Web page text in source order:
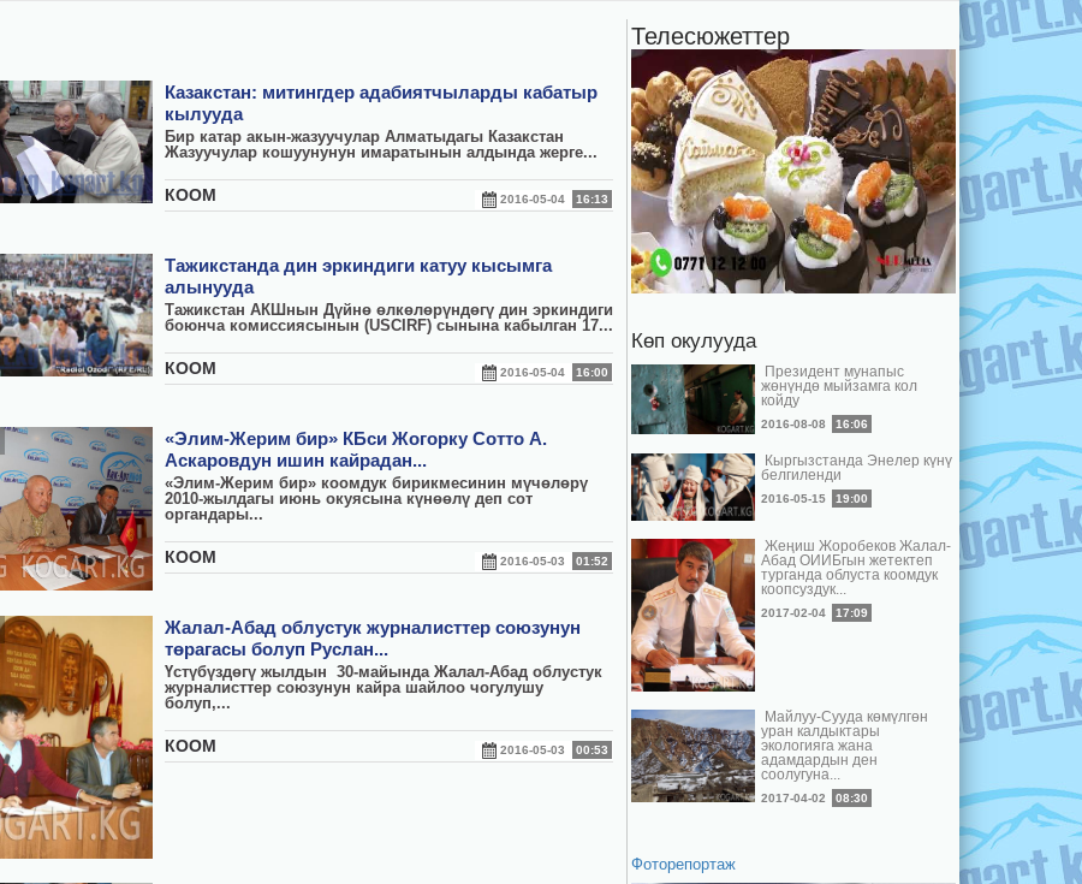
Казакстан: митингдер адабиятчыларды кабатыр
кылууда
Бир катар акын-жазуучулар Алматыдагы Казакстан
Жазуучулар кошуунунун имаратынын алдында жерге...
КООМ 2016-05-04 16:13
Тажикстанда дин эркиндиги катуу кысымга
алынууда
Тажикстан АКШнын Дүйнө өлкөлөрүндөгү дин эркиндиги
боюнча комиссиясынын (USCIRF) сынына кабылган 17...
КООМ 2016-05-04 16:00
«Элим-Жерим бир» КБси Жогорку Сотто А.
Аскаровдун ишин кайрадан...
«Элим-Жерим бир» коомдук бирикмесинин мүчөлөрү
2010-жылдагы июнь окуясына күнөөлү деп сот
органдары...
КООМ 2016-05-03 01:52
Жалал-Абад облустук журналисттер союзунун
төрагасы болуп Руслан...
Үстүбүздөгү жылдын 30-майында Жалал-Абад облустук
журналисттер союзунун кайра шайлоо чогулушу
болуп,...
КООМ 2016-05-03 00:53
Телесюжеттер
Көп окулууда
Президент мунапыс
жөнүндө мыйзамга кол
койду
2016-08-08 16:06
Кыргызстанда Энелер күнү
белгиленди
2016-05-15 19:00
Жеңиш Жоробеков Жалал-
Абад ОИИБгын жетектеп
турганда облуста коомдук
коопсуздук...
2017-02-04 17:09
Майлуу-Сууда көмүлгөн
уран калдыктары
экологияга жана
адамдардын ден
соолугуна...
2017-04-02 08:30
Фоторепортаж